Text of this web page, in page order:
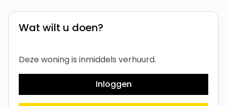
Wat wilt u doen?
Deze woning is inmiddels verhuurd.
Inloggen